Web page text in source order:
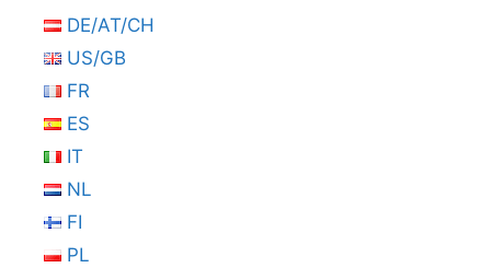
DE/AT/CH
US/GB
FR
ES
IT
NL
FI
PL